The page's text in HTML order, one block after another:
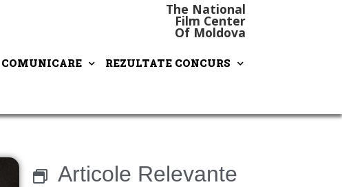
The National
Film Center
Of Moldova
COMUNICARE REZULTATE CONCURS
Articole Relevante